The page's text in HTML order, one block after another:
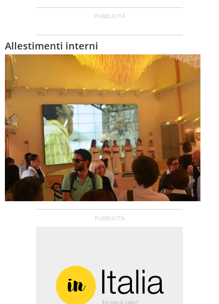
Allestimenti interni